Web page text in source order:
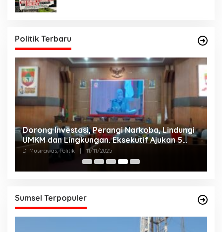
Politik Terbaru
Dorong Investasi, Perangi Narkoba, Lindungi
UMKM dan Lingkungan. Eksekutif Ajukan 5
Raperda Strategis.
Di Musirawas, Politik 11/11/2025
Sumsel Terpopuler